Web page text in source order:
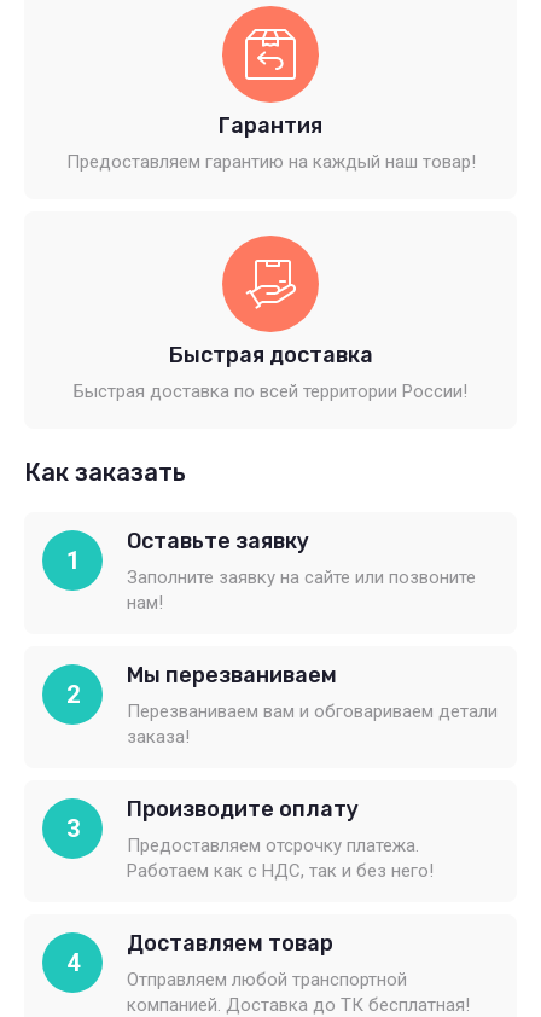
Гарантия
Предоставляем гарантию на каждый наш товар!
Быстрая доставка
Быстрая доставка по всей территории России!
Как заказать
1
Оставьте заявку
Заполните заявку на сайте или позвоните
нам!
2
Мы перезваниваем
Перезваниваем вам и обговариваем детали
заказа!
3
Производите оплату
Предоставляем отсрочку платежа.
Работаем как с НДС, так и без него!
4
Доставляем товар
Отправляем любой транспортной
компанией. Доставка до ТК бесплатная!